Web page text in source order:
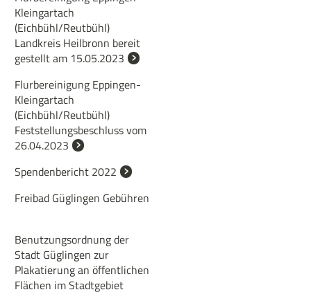
Kleingartach
(Eichbühl/Reutbühl)
Landkreis Heilbronn bereit
gestellt am 15.05.2023
Flurbereinigung Eppingen-
Kleingartach
(Eichbühl/Reutbühl)
Feststellungsbeschluss vom
26.04.2023
Spendenbericht 2022
Freibad Güglingen Gebühren
Benutzungsordnung der
Stadt Güglingen zur
Plakatierung an öffentlichen
Flächen im Stadtgebiet